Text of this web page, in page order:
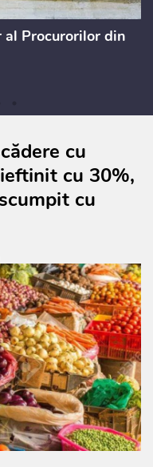
al Procurorilor din
cu
cu 30%,
cu